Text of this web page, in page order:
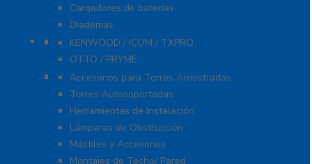
Cargadores de baterías
Diademas
Refacciones
KENWOOD / ICOM / TXPRO
OTTO / PRYME
Torres y Mástiles
Accesorios para Torres Arriostradas
Torres Autosoportadas
Herramientas de Instalación
Lámparas de Obstrucción
Mástiles y Accesorios
Montajes de Techo/ Pared